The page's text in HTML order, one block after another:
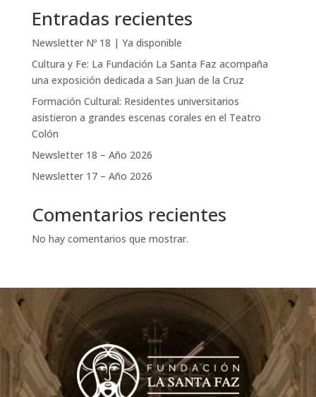
Entradas recientes
Newsletter Nº 18 | Ya disponible
Cultura y Fe: La Fundación La Santa Faz acompaña
una exposición dedicada a San Juan de la Cruz
Formación Cultural: Residentes universitarios
asistieron a grandes escenas corales en el Teatro
Colón
Newsletter 18 – Año 2026
Newsletter 17 – Año 2026
Comentarios recientes
No hay comentarios que mostrar.